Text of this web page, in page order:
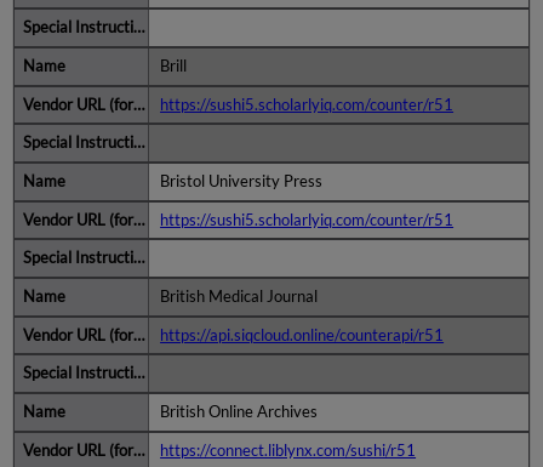
Brill
https://sushi5.scholarlyiq.com/counter/r51
Bristol University Press
https://sushi5.scholarlyiq.com/counter/r51
British Medical Journal
https://api.siqcloud.online/counterapi/r51
British Online Archives
https://connect.liblynx.com/sushi/r51